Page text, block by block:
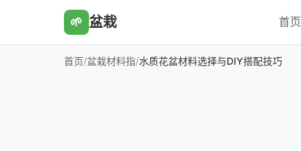
🌱 盆栽 首页
首页/盆栽材料指/水质花盆材料选择与DIY搭配技巧